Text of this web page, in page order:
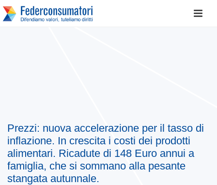
Prezzi: nuova accelerazione per il tasso di
inflazione. In crescita i costi dei prodotti
alimentari. Ricadute di 148 Euro annui a
famiglia, che si sommano alla pesante
stangata autunnale.